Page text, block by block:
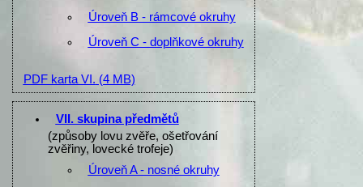
Úroveň B - rámcové okruhy
Úroveň C - doplňkové okruhy
PDF karta VI. (4 MB)
VII. skupina předmětů
(způsoby lovu zvěře, ošetřování
zvěřiny, lovecké trofeje)
Úroveň A - nosné okruhy